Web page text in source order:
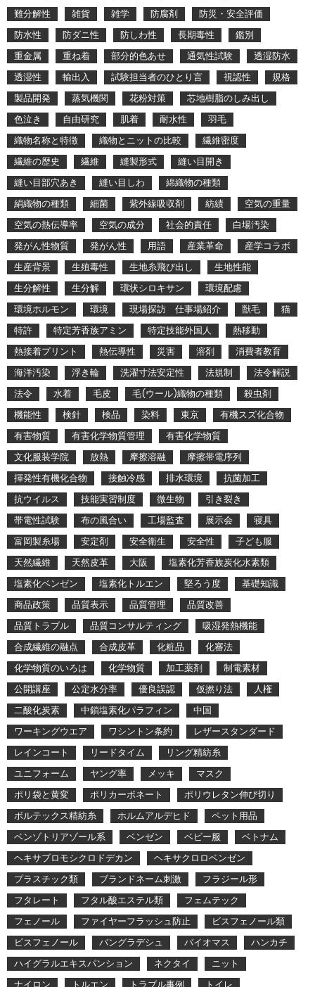
難分解性
雑貨 雑学 防腐剤
防災・安全評価
防水性
防ダニ性 防しわ性 長期毒性
鑑別
重金属
重ね着 部分的色あせ 通気性試験
透湿防水
透湿性
輸出入 試験担当者のひとり言 視認性
規格
製品開発
蒸気機関 花粉対策
芯地樹脂のしみ出し
色泣き
自由研究 肌着 耐水性
羽毛
織物名称と特徴
織物とニットの比較
繊維密度
繊維の歴史
繊維 縫製形式
縫い目開き
縫い目部穴あき
縫い目しわ
綿織物の種類
絹織物の種類
細菌 紫外線吸収剤 紡績
空気の重量
空気の熱伝導率
空気の成分 社会的責任
白場汚染
発がん性物質
発がん性 用語 産業革命
産学コラボ
生産背景
生殖毒性 生地糸飛び出し
生地性能
生分解性
生分解 環状シロキサン
環境配慮
環境ホルモン
環境 現場探訪 仕事場紹介 獣毛
猫
特許
特定芳香族アミン 特定技能外国人
熱移動
熱接着プリント
熱伝導性 災害 溶剤
消費者教育
海洋汚染
浮き輪 洗濯寸法安定性 法規制
法令解説
法令
水着 毛皮 毛(ウール)織物の種類
殺虫剤
機能性
検針 検品 染料 東京
有機スズ化合物
有害物質
有害化学物質管理
有害化学物質
文化服装学院
放熱 摩擦溶融
摩擦帯電序列
揮発性有機化合物
接触冷感 排水環境
抗菌加工
抗ウイルス
技能実習制度 微生物
引き裂き
帯電性試験
布の風合い 工場監査 展示会
寝具
富岡製糸場
安定剤 安全衛生 安全性
子ども服
天然繊維
天然皮革 大阪
塩素化芳香族炭化水素類
塩素化ベンゼン
塩素化トルエン 堅ろう度
基礎知識
商品政策
品質表示 品質管理
品質改善
品質トラブル
品質コンサルティング
吸湿発熱機能
合成繊維の融点
合成皮革 化粧品
化審法
化学物質のいろは
化学物質 加工薬剤
制電素材
公開講座
公定水分率 優良誤認 仮撚り法
人権
二酸化炭素
中鎖塩素化パラフィン
中国
ワーキングウエア
ワシントン条約
レザースタンダード
レインコート
リードタイム
リング精紡糸
ユニフォーム
ヤング率 メッキ
マスク
ポリ袋と黄変
ポリカーボネート
ポリウレタン伸び切り
ボルテックス精紡糸
ホルムアルデヒド
ペット用品
ベンゾトリアゾール系
ベンゼン ベビー服
ベトナム
ヘキサブロモシクロドデカン
ヘキサクロロベンゼン
プラスチック類
ブランドネーム刺激
フラジール形
フタレート
フタル酸エステル類
フェムテック
フェノール
ファイヤーフラッシュ防止
ビスフェノール類
ビスフェノール
バングラデシュ バイオマス
ハンカチ
ハイグラルエキスパンション
ネクタイ
ニット